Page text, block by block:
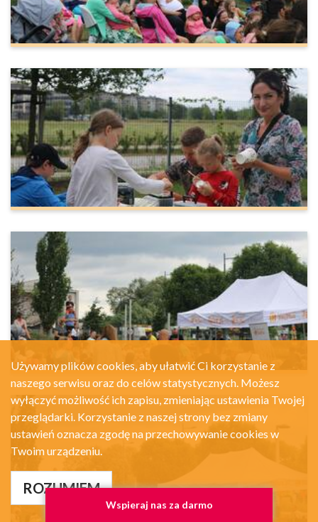
Używamy plików cookies, aby ułatwić Ci korzystanie z
naszego serwisu oraz do celów statystycznych. Możesz
wyłączyć możliwość ich zapisu, zmieniając ustawienia Twojej
przeglądarki. Korzystanie z naszej strony bez zmiany
ustawień oznacza zgodę na przechowywanie cookies w
Twoim urządzeniu.
ROZUMIEM
Wspieraj nas za darmo